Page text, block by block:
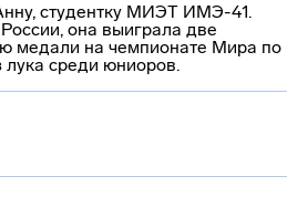
cтудентку МИЭТ ИМЭ-41.
она выиграла две
медали на чемпионате Мира по
лука среди юниоров.